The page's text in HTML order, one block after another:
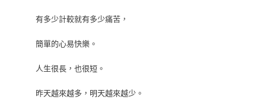
有多少計較就有多少痛苦，
簡單的心易快樂。
人生很長，也很短。
昨天越來越多，明天越來越少。